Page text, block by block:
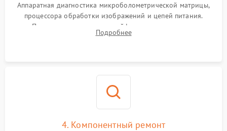
Аппаратная диагностика микроболометрической матрицы,
процессора обработки изображений и цепей питания.
Проверка целостности шлейфов, модуля памяти и
интерфейсов связи. Выявление сгоревших SMD-компонентов
Подробнее
4. Компонентный ремонт